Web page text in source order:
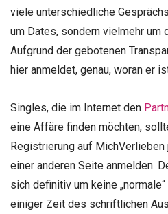
viele unterschiedliche
um Dates, sondern vielmehr um
Aufgrund der gebotenen
hier anmeldet, genau, woran er
Singles, die im Internet den
eine Affäre finden möchten,
Registrierung auf
einer anderen Seite anmelden.
sich definitiv um keine
einiger Zeit des schriftlichen